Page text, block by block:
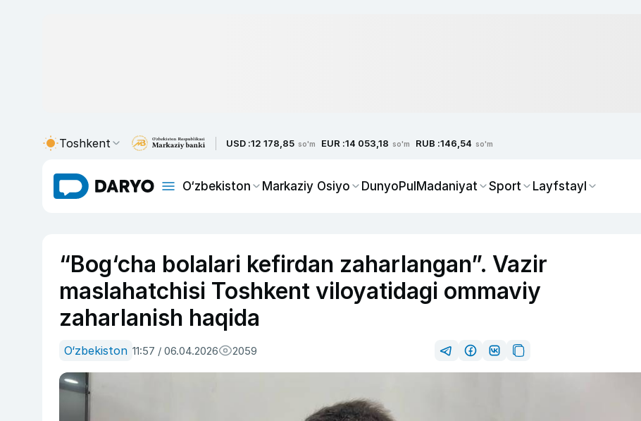
Toshkent USD :12 178,85 so'm EUR :14 053,18 so'm RUB :146,54 so'm
O‘zbekiston Markaziy Osiyo DunyoPulMadaniyat Sport Layfstayl
“Bog‘cha bolalari kefirdan zaharlangan”. Vazir
maslahatchisi Toshkent viloyatidagi ommaviy
zaharlanish haqida
O‘zbekiston 11:57 / 06.04.2026 2059